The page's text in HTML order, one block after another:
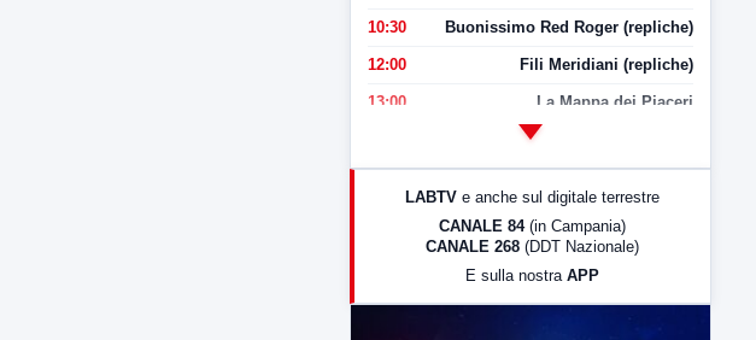
10:30 Buonissimo Red Roger (repliche)
12:00 Fili Meridiani (repliche)
13:00 La Mappa dei Piaceri
LabNews (Diretta)
LABTV e anche sul digitale terrestre
CANALE 84 (in Campania)
CANALE 268 (DDT Nazionale)
E sulla nostra APP